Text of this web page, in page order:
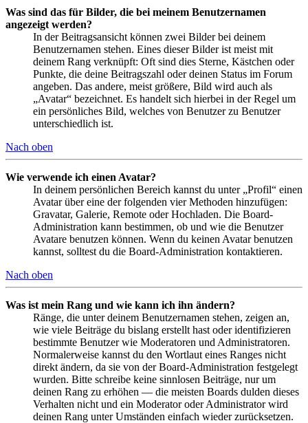
Was sind das für Bilder, die bei meinem Benutzernamen
angezeigt werden?
In der Beitragsansicht können zwei Bilder bei deinem
Benutzernamen stehen. Eines dieser Bilder ist meist mit
deinem Rang verknüpft: Oft sind dies Sterne, Kästchen oder
Punkte, die deine Beitragszahl oder deinen Status im Forum
angeben. Das andere, meist größere, Bild wird auch als
„Avatar“ bezeichnet. Es handelt sich hierbei in der Regel um
ein persönliches Bild, welches von Benutzer zu Benutzer
unterschiedlich ist.
Nach oben
Wie verwende ich einen Avatar?
In deinem persönlichen Bereich kannst du unter „Profil“ einen
Avatar über eine der folgenden vier Methoden hinzufügen:
Gravatar, Galerie, Remote oder Hochladen. Die Board-
Administration kann bestimmen, ob und wie die Benutzer
Avatare benutzen können. Wenn du keinen Avatar benutzen
kannst, solltest du die Board-Administration kontaktieren.
Nach oben
Was ist mein Rang und wie kann ich ihn ändern?
Ränge, die unter deinem Benutzernamen stehen, zeigen an,
wie viele Beiträge du bislang erstellt hast oder identifizieren
bestimmte Benutzer wie Moderatoren und Administratoren.
Normalerweise kannst du den Wortlaut eines Ranges nicht
direkt ändern, da sie von der Board-Administration festgelegt
wurden. Bitte schreibe keine sinnlosen Beiträge, nur um
deinen Rang zu erhöhen — die meisten Boards dulden dieses
Verhalten nicht und ein Moderator oder Administrator wird
deinen Rang unter Umständen einfach wieder zurücksetzen.